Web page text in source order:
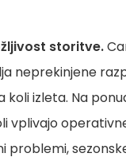
storitve.
neprekinjene
koli izleta. Na
vplivajo
problemi,